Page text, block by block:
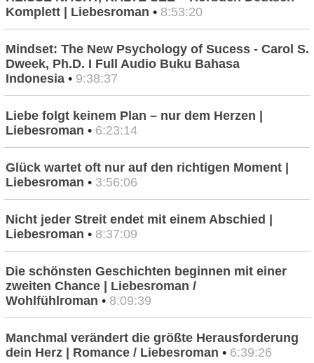
Komplett | Liebesroman • 8:53:20
Mindset: The New Psychology of Sucess - Carol S.
Dweek, Ph.D. I Full Audio Buku Bahasa
Indonesia • 9:38:37
Liebe folgt keinem Plan – nur dem Herzen |
Liebesroman • 6:23:14
Glück wartet oft nur auf den richtigen Moment |
Liebesroman • 3:56:06
Nicht jeder Streit endet mit einem Abschied |
Liebesroman • 8:37:09
Die schönsten Geschichten beginnen mit einer
zweiten Chance | Liebesroman /
Wohlfühlroman • 8:09:39
Manchmal verändert die größte Herausforderung
dein Herz | Romance / Liebesroman • 6:39:26